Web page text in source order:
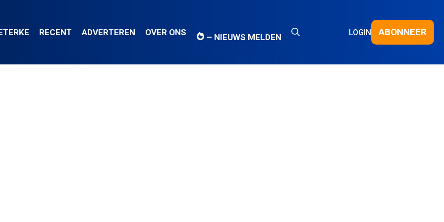
RECENT ADVERTEREN OVER ONS – NIEUWS MELDEN LOGIN ABONNEER